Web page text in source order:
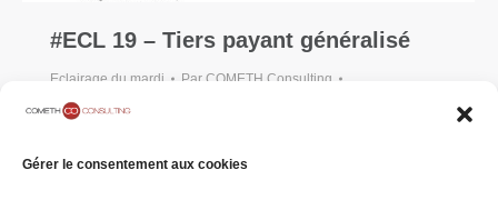
Gérer le consentement aux cookies
#ECL 19 – Tiers payant généralisé
Eclairage du mardi Par COMETH Consulting
17 janvier 2017
[vc_single_image image= »36087″